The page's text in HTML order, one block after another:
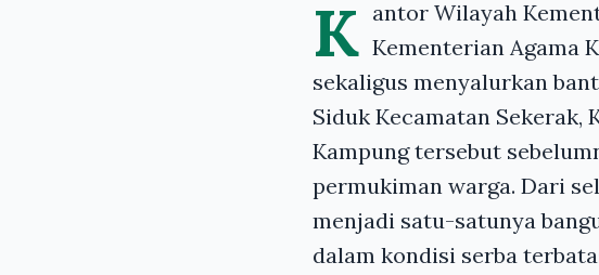
K antor Wilayah
Kementerian Agama
sekaligus menyalurkan
Siduk Kecamatan Sekerak,
Kampung tersebut
permukiman warga. Dari
menjadi satu-satunya
dalam kondisi serba